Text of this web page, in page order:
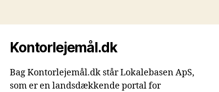
Kontorlejemål.dk
Bag Kontorlejemål.dk står Lokalebasen ApS,
som er en landsdækkende portal for